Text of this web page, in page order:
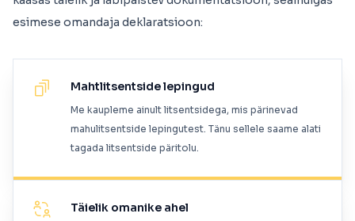
esimese omandaja deklaratsioon:
Mahtlitsentside lepingud
Me kaupleme ainult litsentsidega, mis pärinevad
mahulitsentside lepingutest. Tänu sellele saame alati
tagada litsentside päritolu.
Täielik omanike ahel